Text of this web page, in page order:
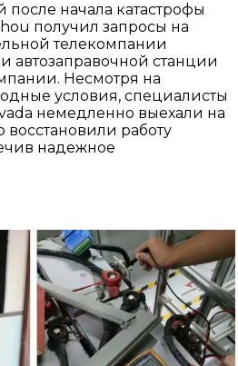
начала катастрофы
получил запросы на
телекомпании
автозаправочной станции
Несмотря на
условия, специалисты
немедленно выехали на
работу
надежное